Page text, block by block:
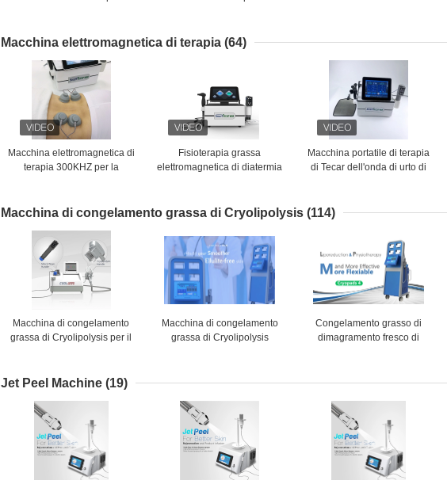
Macchina elettromagnetica di terapia (64)
Macchina elettromagnetica di
terapia 300KHZ per la
Fisioterapia grassa
elettromagnetica di diatermia
Macchina portatile di terapia
di Tecar dell'onda di urto di
Macchina di congelamento grassa di Cryolipolysis (114)
Macchina di congelamento
grassa di Cryolipolysis per il
Macchina di congelamento
grassa di Cryolipolysis
Congelamento grasso di
dimagramento fresco di
delle celluliti
Jet Peel Machine (19)